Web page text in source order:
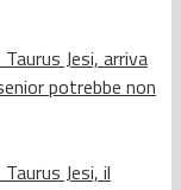
Jesi, arriva
potrebbe non
Jesi, il